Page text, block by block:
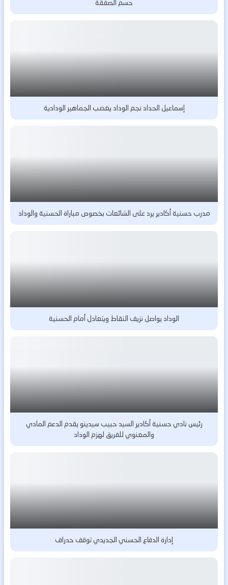
حسم الصفقة
إسماعيل الحداد نجم الوداد يغضب الجماهير الودادية
مدرب حسنية أكادير يرد على الشائعات بخصوص مباراة الحسنية والوداد
الوداد يواصل نزيف النقاط ويتعادل أمام الحسنية
رئيس نادي حسنية أكادير السيد حبيب سيدينو يقدم الدعم المادي
والمعنوي للفريق لهزم الوداد
إدارة الدفاع الحسني الجديدي توقف حدراف